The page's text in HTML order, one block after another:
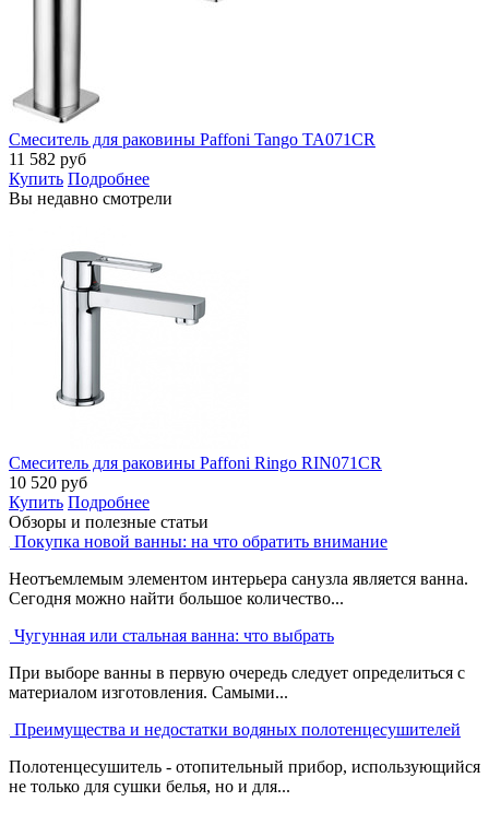
Смеситель для раковины Paffoni Tango TA071CR
11 582 руб
Купить Подробнее
Вы недавно смотрели
Смеситель для раковины Paffoni Ringo RIN071CR
10 520 руб
Купить Подробнее
Обзоры и полезные статьи
Покупка новой ванны: на что обратить внимание
Неотъемлемым элементом интерьера санузла является ванна.
Сегодня можно найти большое количество...
Чугунная или стальная ванна: что выбрать
При выборе ванны в первую очередь следует определиться с
материалом изготовления. Самыми...
Преимущества и недостатки водяных полотенцесушителей
Полотенцесушитель - отопительный прибор, использующийся
не только для сушки белья, но и для...